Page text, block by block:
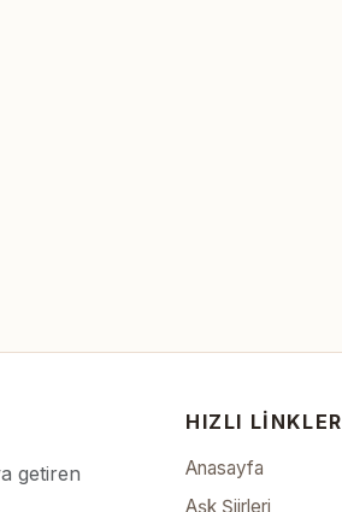
getiren
HIZLI LINKLER
Anasayfa
Aşk Şiirleri